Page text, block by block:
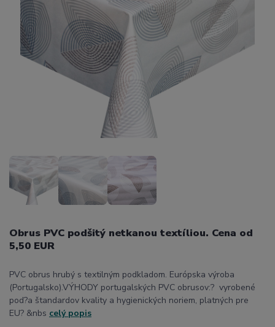
Obrus PVC podšitý netkanou textíliou. Cena od
5,50 EUR
PVC obrus hrubý s textilným podkladom. Európska výroba
(Portugalsko).VÝHODY portugalských PVC obrusov:? vyrobené
pod?a štandardov kvality a hygienických noriem, platných pre
EU? &nbs celý popis